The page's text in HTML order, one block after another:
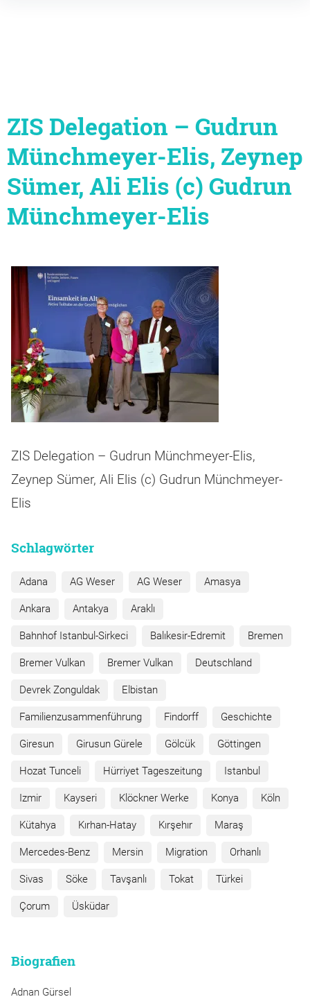
ZIS Delegation – Gudrun
Münchmeyer-Elis, Zeynep
Sümer, Ali Elis (c) Gudrun
Münchmeyer-Elis
ZIS Delegation – Gudrun Münchmeyer-Elis,
Zeynep Sümer, Ali Elis (c) Gudrun Münchmeyer-
Elis
Beitragsnavigation
Schlagwörter
Adana AG Weser AG Weser Amasya
Ankara Antakya Araklı
Bahnhof Istanbul-Sirkeci Balıkesir-Edremit Bremen
Bremer Vulkan Bremer Vulkan Deutschland
Devrek Zonguldak Elbistan
Familienzusammenführung Findorff Geschichte
Giresun Girusun Gürele Gölcük Göttingen
Hozat Tunceli Hürriyet Tageszeitung Istanbul
Izmir Kayseri Klöckner Werke Konya Köln
Kütahya Kırhan-Hatay Kırşehır Maraş
Mercedes-Benz Mersin Migration Orhanlı
Sivas Söke Tavşanlı Tokat Türkei
Çorum Üsküdar
Biografien
Adnan Gürsel